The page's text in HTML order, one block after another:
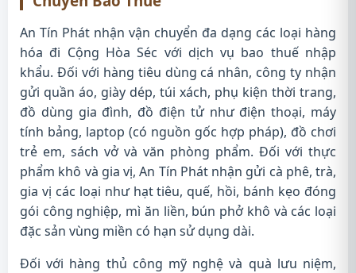
An Tín Phát nhận vận chuyển đa dạng các loại hàng
hóa đi Cộng Hòa Séc với dịch vụ bao thuế nhập
khẩu. Đối với hàng tiêu dùng cá nhân, công ty nhận
gửi quần áo, giày dép, túi xách, phụ kiện thời trang,
đồ dùng gia đình, đồ điện tử như điện thoại, máy
tính bảng, laptop (có nguồn gốc hợp pháp), đồ chơi
trẻ em, sách vở và văn phòng phẩm. Đối với thực
phẩm khô và gia vị, An Tín Phát nhận gửi cà phê, trà,
gia vị các loại như hạt tiêu, quế, hồi, bánh kẹo đóng
gói công nghiệp, mì ăn liền, bún phở khô và các loại
đặc sản vùng miền có hạn sử dụng dài.
Đối với hàng thủ công mỹ nghệ và quà lưu niệm,